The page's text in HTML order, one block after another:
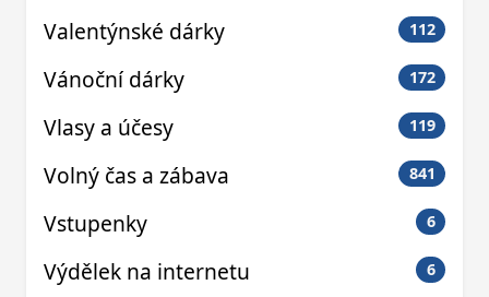
Valentýnské dárky 112
Vánoční dárky 172
Vlasy a účesy 119
Volný čas a zábava 841
Vstupenky 6
Výdělek na internetu 6